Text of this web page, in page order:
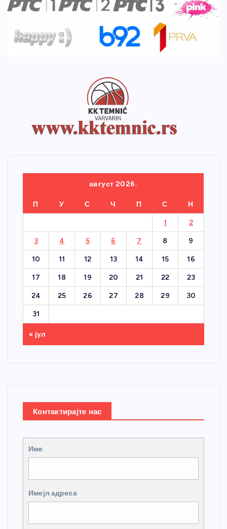
август 2026.
П У С Ч П С Н
1 2
3 4 5 6 7 8 9
10 11 12 13 14 15 16
17 18 19 20 21 22 23
24 25 26 27 28 29 30
31
« јул
Контактирајте нас
Име
Имејл адреса